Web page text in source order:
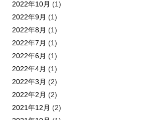
2022年10月 (1)
2022年9月 (1)
2022年8月 (1)
2022年7月 (1)
2022年6月 (1)
2022年4月 (1)
2022年3月 (2)
2022年2月 (2)
2021年12月 (2)